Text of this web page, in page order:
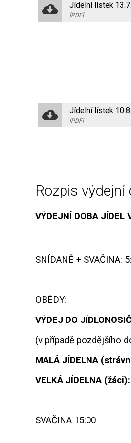
Jídelní lístek
[PDF]
Jídelní lístek
[PDF]
Rozpis
VÝDEJNÍ DOBA JÍDEL
SNÍDANĚ + SVAČINA:
OBĚDY:
VÝDEJ DO
(v případě pozdějšího
MALÁ JÍDELNA
VELKÁ JÍDELNA
SVAČINA 15:00